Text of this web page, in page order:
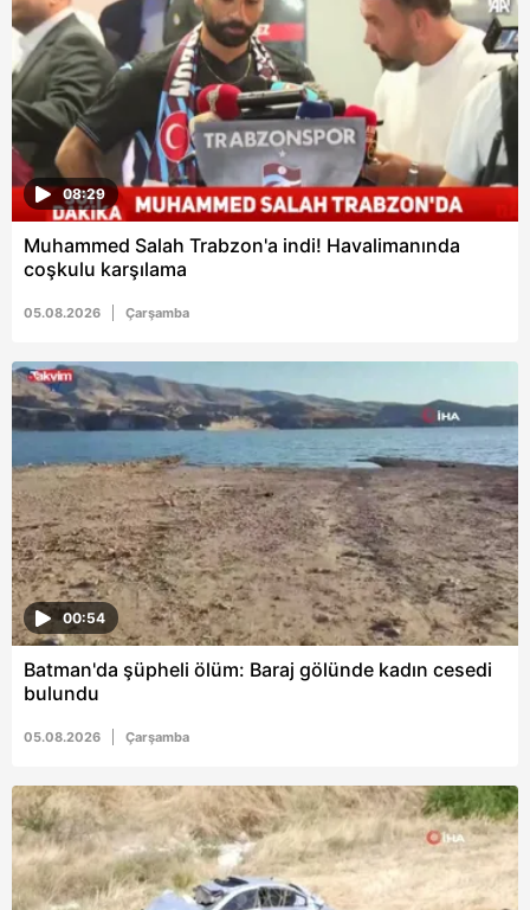
08:29
Muhammed Salah Trabzon'a indi! Havalimanında
coşkulu karşılama
05.08.2026 Çarşamba
00:54
Batman'da şüpheli ölüm: Baraj gölünde kadın cesedi
bulundu
05.08.2026 Çarşamba